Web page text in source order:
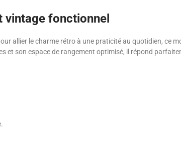
vintage fonctionnel
allier le charme rétro à une praticité au quotidien, ce
et son espace de rangement optimisé, il répond